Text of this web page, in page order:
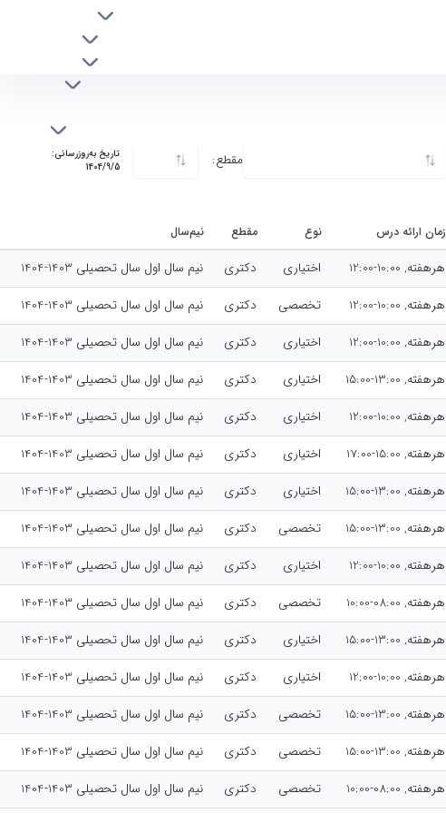
مقطع:
تاریخ به‌روزرسانی:
1404/9/5
زمان ارائه درس نوع مقطع نیم‌سال
هرهفته, 10:00-12:00 اختیاری دکتری
نیم سال اول سال تحصیلی 1403-1404
هرهفته, 10:00-12:00 تخصصی دکتری
نیم سال اول سال تحصیلی 1403-1404
هرهفته, 10:00-12:00 اختیاری دکتری
نیم سال اول سال تحصیلی 1403-1404
هرهفته, 13:00-15:00 اختیاری دکتری
نیم سال اول سال تحصیلی 1403-1404
هرهفته, 10:00-12:00 اختیاری دکتری
نیم سال اول سال تحصیلی 1403-1404
هرهفته, 15:00-17:00 اختیاری دکتری
نیم سال اول سال تحصیلی 1403-1404
هرهفته, 13:00-15:00 اختیاری دکتری
نیم سال اول سال تحصیلی 1403-1404
هرهفته, 13:00-15:00 تخصصی دکتری
نیم سال اول سال تحصیلی 1403-1404
هرهفته, 10:00-12:00 اختیاری دکتری
نیم سال اول سال تحصیلی 1403-1404
هرهفته, 08:00-10:00 تخصصی دکتری
نیم سال اول سال تحصیلی 1403-1404
هرهفته, 13:00-15:00 اختیاری دکتری
نیم سال اول سال تحصیلی 1403-1404
هرهفته, 10:00-12:00 اختیاری دکتری
نیم سال اول سال تحصیلی 1403-1404
هرهفته, 13:00-15:00 تخصصی دکتری
نیم سال اول سال تحصیلی 1403-1404
هرهفته, 13:00-15:00 تخصصی دکتری
نیم سال اول سال تحصیلی 1403-1404
هرهفته, 08:00-10:00 تخصصی دکتری نیم سال اول سال تحصیلی 1403-1404